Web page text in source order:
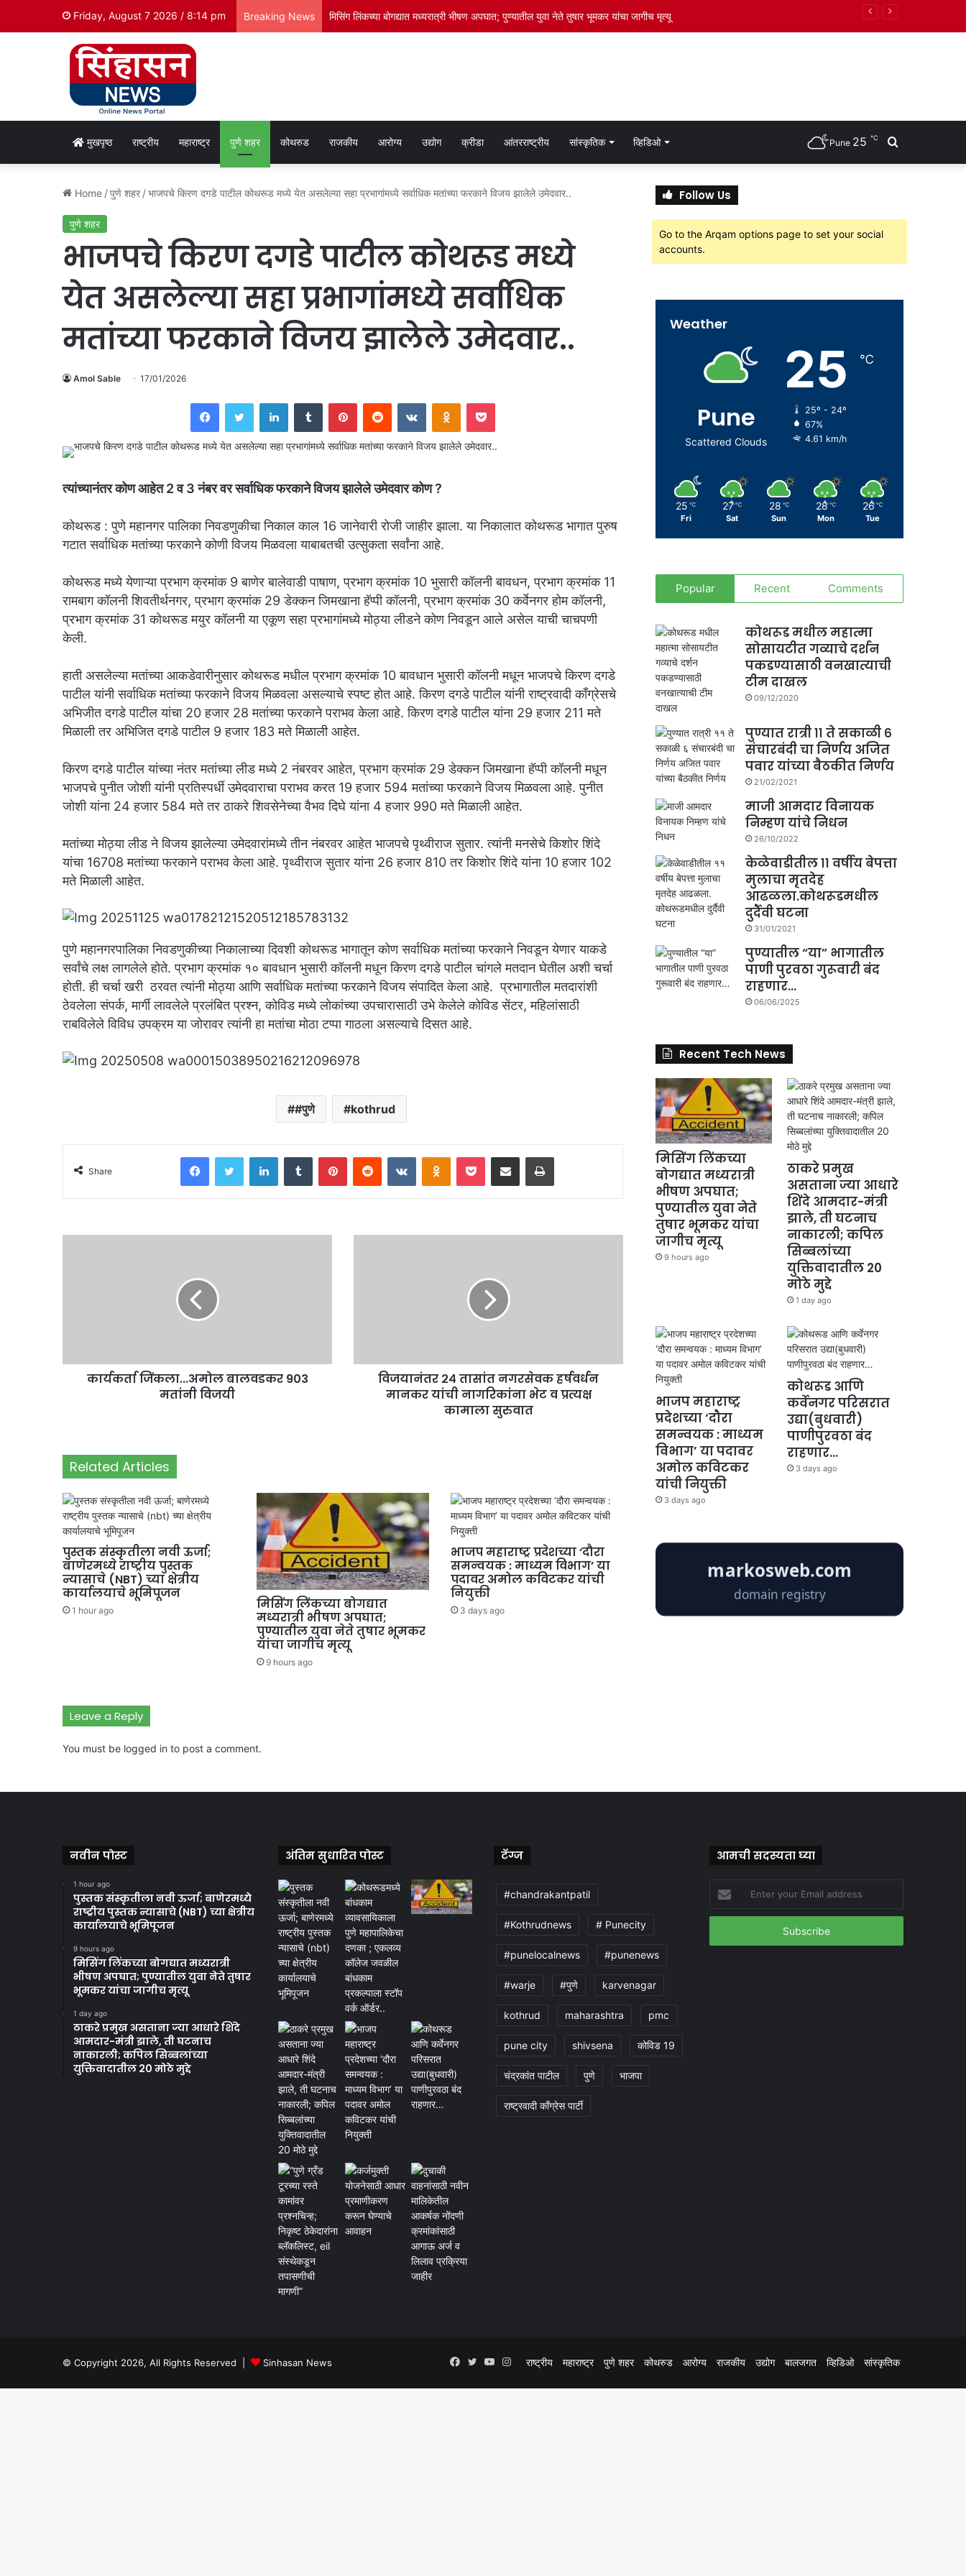
Friday, August 7 2026 / 8:14 pm Breaking News मिसिंग लिंकच्या बोगद्यात मध्यरात्री भीषण अपघात; पुण्यातील युवा नेते तुषार भूमकर यांचा जागीच मृत्यू
मुखपृष्ठ राष्ट्रीय महाराष्ट्र पुणे शहर कोथरुड राजकीय आरोग्य उद्योग क्रीडा आंतरराष्ट्रीय सांस्कृतिक व्हिडिओ Search
Pune 25 ℃
Home /पुणे शहर /भाजपचे किरण दगडे पाटील कोथरूड मध्ये येत असलेल्या सहा प्रभागांमध्ये सर्वाधिक मतांच्या फरकाने विजय झालेले उमेदवार..
पुणे शहर
भाजपचे किरण दगडे पाटील कोथरूड मध्ये
येत असलेल्या सहा प्रभागांमध्ये सर्वाधिक
मतांच्या फरकाने विजय झालेले उमेदवार..
Amol Sable 17/01/2026
FacebookTwitterLinkedInTumblrPinterestReddit VKontakteOdnoklassniki
Pocket
त्यांच्यानंतर कोण आहेत 2 व 3 नंबर वर सर्वाधिक फरकाने विजय झालेले उमेदवार कोण ?
कोथरूड : पुणे महानगर पालिका निवडणुकीचा निकाल काल 16 जानेवारी रोजी जाहीर झाला. या निकालात कोथरूड भागात पुरुष
गटात सर्वाधिक मतांच्या फरकाने कोणी विजय मिळवला याबाबतची उत्सुकता सर्वांना आहे.
कोथरूड मध्ये येणाऱ्या प्रभाग क्रमांक 9 बाणेर बालेवाडी पाषाण, प्रभाग क्रमांक 10 भुसारी कॉलनी बावधन, प्रभाग क्रमांक 11
रामबाग कॉलनी शिवतीर्थनगर, प्रभाग क्रमांक 29 डेक्कन जिमखाना हॅप्पी कॉलनी, प्रभाग क्रमांक 30 कर्वेनगर होम कॉलनी,
प्रभाग क्रमांक 31 कोथरूड मयुर कॉलनी या एकूण सहा प्रभागांमध्ये मोठ्या लीडने कोण निवडून आले असेल याची चाचपणी
केली.
हाती असलेल्या मतांच्या आकडेवारीनुसार कोथरूड मधील प्रभाग क्रमांक 10 बावधान भुसारी कॉलनी मधून भाजपचे किरण दगडे
पाटील यांनी सर्वाधिक मतांच्या फरकाने विजय मिळवला असल्याचे स्पष्ट होत आहे. किरण दगडे पाटील यांनी राष्ट्रवादी काँग्रेसचे
अभिजीत दगडे पाटील यांचा 20 हजार 28 मतांच्या फरकाने पराभव केला आहे. किरण दगडे पाटील यांना 29 हजार 211 मते
मिळाली तर अभिजित दगडे पाटील 9 हजार 183 मते मिळाली आहेत.
किरण दगडे पाटील यांच्या नंतर मतांच्या लीड मध्ये 2 नंबरवर आहेत, प्रभाग क्रमांक 29 डेक्कन जिमखाना हॅप्पी कॉलनी मधून
भाजपचे पुनीत जोशी यांनी प्रतिस्पर्धी उमेदवाराचा पराभव करत 19 हजार 594 मतांच्या फरकाने विजय मिळवला आहे. पुनीत
जोशी यांना 24 हजार 584 मते तर ठाकरे शिवसेनेच्या वैभव दिघे यांना 4 हजार 990 मते मिळाली आहेत.
मतांच्या मोठ्या लीड ने विजय झालेल्या उमेदवारांमध्ये तीन नंबरवर आहेत भाजपचे पृथ्वीराज सुतार. त्यांनी मनसेचे किशोर शिंदे
यांचा 16708 मतांच्या फरकाने पराभव केला आहे. पृथ्वीराज सुतार यांना 26 हजार 810 तर किशोर शिंदे यांना 10 हजार 102
मते मिळाली आहेत.
पुणे महानगरपालिका निवडणुकीच्या निकालाच्या दिवशी कोथरूड भागातून कोण सर्वाधिक मतांच्या फरकाने निवडून येणार याकडे
सर्वांचे लक्ष लागलेले होते. प्रभाग क्रमांक १० बावधान भुसारी कॉलनी मधून किरण दगडे पाटील चांगले मतदान घेतील अशी चर्चा
होती. ही चर्चा खरी ठरवत त्यांनी मोठ्या आणि सर्वाधिक मतांच्या फरकाने विजय संपादित केला आहे. प्रभागातील मतदारांशी
ठेवलेला संपर्क, मार्गी लावलेले प्रलंबित प्रश्न, कोविड मध्ये लोकांच्या उपचारासाठी उभे केलेले कोविड सेंटर, महिलांसाठी
राबविलेले विविध उपक्रम या जोरावर त्यांनी हा मतांचा मोठा टप्पा गाठला असल्याचे दिसत आहे.
#पुणे kothrud
Share
FacebookTwitterLinkedInTumblrPinterestReddit VKontakteOdnoklassniki
PocketShare via Email Print
कार्यकर्ता जिंकला...अमोल बालवडकर 903
मतांनी विजयी
विजयानंतर २४ तासांत नगरसेवक हर्षवर्धन
मानकर यांची नागरिकांना भेट व प्रत्यक्ष
कामाला सुरुवात
Related Articles
पुस्तक संस्कृतीला नवी ऊर्जा;
बाणेरमध्ये राष्ट्रीय पुस्तक
न्यासाचे (NBT) च्या क्षेत्रीय
कार्यालयाचे भूमिपूजन
1 hour ago
मिसिंग लिंकच्या बोगद्यात
मध्यरात्री भीषण अपघात;
पुण्यातील युवा नेते तुषार भूमकर
यांचा जागीच मृत्यू
9 hours ago
भाजप महाराष्ट्र प्रदेशच्या ‘दौरा
समन्वयक : माध्यम विभाग’ या
पदावर अमोल कविटकर यांची
नियुक्ती
3 days ago
Leave a Reply
You must be logged in to post a comment.
Follow Us
Go to the Arqam options page to set your social
accounts.
Weather
Pune
Scattered Clouds
25 ℃
25º - 24º
67%
4.61 km/h
25 ℃
Fri
27 ℃
Sat
28 ℃
Sun
28 ℃
Mon
26 ℃
Tue
Popular Recent Comments
कोथरूड मधील महात्मा
सोसायटीत गव्याचे दर्शन
पकडण्यासाठी वनखात्याची
टीम दाखल
09/12/2020
पुण्यात रात्री ११ ते सकाळी ६
संचारबंदी चा निर्णय अजित
पवार यांच्या बैठकीत निर्णय
21/02/2021
माजी आमदार विनायक
निम्हण यांचे निधन
26/10/2022
केळेवाडीतील ११ वर्षीय बेपत्ता
मुलाचा मृतदेह
आढळला.कोथरूडमधील
दुर्दैवी घटना
31/01/2021
पुण्यातील “या” भागातील
पाणी पुरवठा गुरूवारी बंद
राहणार…
06/06/2025
Recent Tech News
मिसिंग लिंकच्या
बोगद्यात मध्यरात्री
भीषण अपघात;
पुण्यातील युवा नेते
तुषार भूमकर यांचा
जागीच मृत्यू
9 hours ago
ठाकरे प्रमुख
असताना ज्या आधारे
शिंदे आमदार-मंत्री
झाले, ती घटनाच
नाकारली; कपिल
सिब्बलांच्या
युक्तिवादातील 20
मोठे मुद्दे
1 day ago
भाजप महाराष्ट्र
प्रदेशच्या ‘दौरा
समन्वयक : माध्यम
विभाग’ या पदावर
अमोल कविटकर
यांची नियुक्ती
3 days ago
कोथरूड आणि
कर्वेनगर परिसरात
उद्या(बुधवारी)
पाणीपुरवठा बंद
राहणार…
3 days ago
नवीन पोस्ट
1 hour ago
पुस्तक संस्कृतीला नवी ऊर्जा; बाणेरमध्ये
राष्ट्रीय पुस्तक न्यासाचे (NBT) च्या क्षेत्रीय
कार्यालयाचे भूमिपूजन
9 hours ago
मिसिंग लिंकच्या बोगद्यात मध्यरात्री
भीषण अपघात; पुण्यातील युवा नेते तुषार
भूमकर यांचा जागीच मृत्यू
1 day ago
ठाकरे प्रमुख असताना ज्या आधारे शिंदे
आमदार-मंत्री झाले, ती घटनाच
नाकारली; कपिल सिब्बलांच्या
युक्तिवादातील 20 मोठे मुद्दे
अंतिम सुधारित पोस्ट टॅग्ज
#chandrakantpatil
#Kothrudnews # Punecity
#punelocalnews #punenews
#warje #पुणे karvenagar
kothrud maharashtra pmc
pune city shivsena कोविड 19
चंद्रकांत पाटील पुणे भाजपा
राष्ट्रवादी काँग्रेस पार्टी
आमची सदस्यता घ्या
your
Email
© Copyright 2026, All Rights Reserved | Sinhasan News राष्ट्रीय महाराष्ट्र पुणे शहर कोथरुड आरोग्य राजकीय उद्योग बालजगत व्हिडिओ सांस्कृतिक
Facebook
TwitterYouTube
Instagram